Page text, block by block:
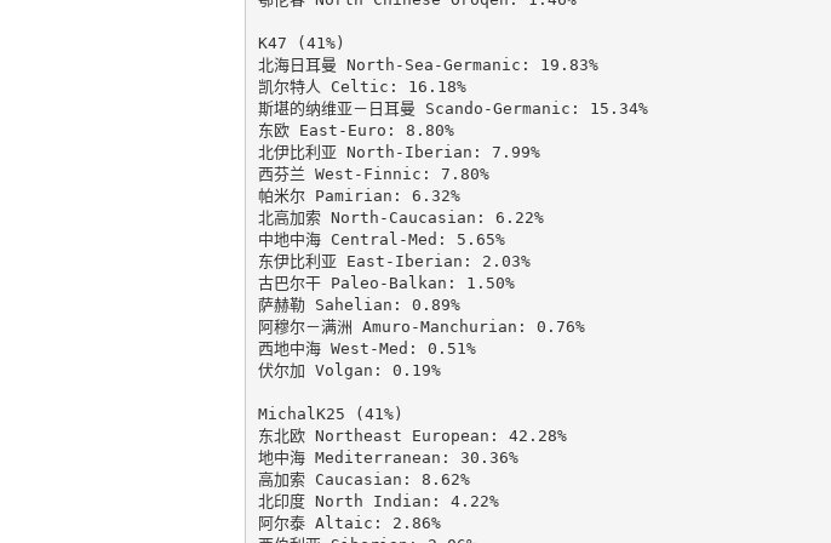
K47 (41%)
北海日耳曼 North-Sea-Germanic: 19.83%
凯尔特人 Celtic: 16.18%
斯堪的纳维亚－日耳曼 Scando-Germanic: 15.34%
东欧 East-Euro: 8.80%
北伊比利亚 North-Iberian: 7.99%
西芬兰 West-Finnic: 7.80%
帕米尔 Pamirian: 6.32%
北高加索 North-Caucasian: 6.22%
中地中海 Central-Med: 5.65%
东伊比利亚 East-Iberian: 2.03%
古巴尔干 Paleo-Balkan: 1.50%
萨赫勒 Sahelian: 0.89%
阿穆尔－满洲 Amuro-Manchurian: 0.76%
西地中海 West-Med: 0.51%
伏尔加 Volgan: 0.19%
MichalK25 (41%)
东北欧 Northeast European: 42.28%
地中海 Mediterranean: 30.36%
高加索 Caucasian: 8.62%
北印度 North Indian: 4.22%
阿尔泰 Altaic: 2.86%